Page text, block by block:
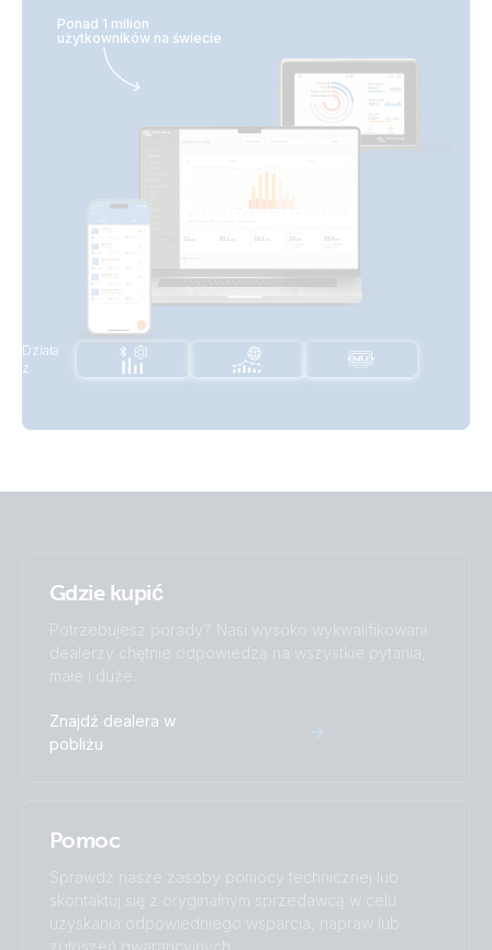
Ponad 1 milion
użytkowników na świecie
Działa
z
Gdzie kupić
Potrzebujesz porady? Nasi wysoko wykwalifikowani
dealerzy chętnie odpowiedzą na wszystkie pytania,
małe i duże.
Znajdź dealera w
pobliżu
Pomoc
Sprawdź nasze zasoby pomocy technicznej lub
skontaktuj się z oryginalnym sprzedawcą w celu
uzyskania odpowiedniego wsparcia, napraw lub
zgłoszeń gwarancyjnych.